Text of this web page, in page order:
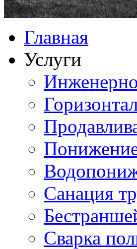
Главная
Услуги
Санация
Сварка